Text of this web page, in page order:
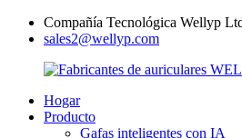
Compañía Tecnológica Wellyp
sales2@wellyp.com
Hogar
Producto
Gafas inteligentes con IA